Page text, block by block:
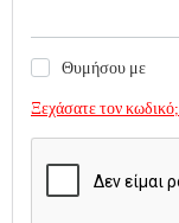
Θυμήσου με
Ξεχάσατε τον κωδικό;